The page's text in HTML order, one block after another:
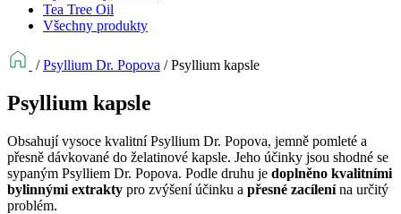
Tea Tree Oil
Všechny produkty
/Psyllium Dr. Popova /Psyllium kapsle
Psyllium kapsle
Obsahují vysoce kvalitní Psyllium Dr. Popova, jemně pomleté a
přesně dávkované do želatinové kapsle. Jeho účinky jsou shodné se
sypaným Psylliem Dr. Popova. Podle druhu je doplněno kvalitními
bylinnými extrakty pro zvýšení účinku a přesné zacílenína určitý
problém.